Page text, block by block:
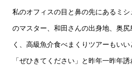
私のオフィスの目と鼻の先にあるミ
のマスター、和田さんの出身地、奥
く、高級魚介食べまくりツアーもいい
「ぜひきてください」と昨年一昨年